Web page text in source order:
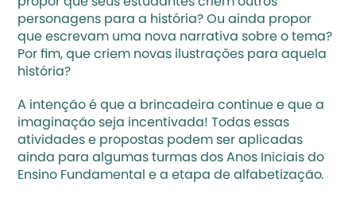
personagens para a história? Ou ainda propor
que escrevam uma nova narrativa sobre o tema?
Por fim, que criem novas ilustrações para aquela
história?
A intenção é que a brincadeira continue e que a
imaginação seja incentivada! Todas essas
atividades e propostas podem ser aplicadas
ainda para algumas turmas dos Anos Iniciais do
Ensino Fundamental e a etapa de alfabetização.